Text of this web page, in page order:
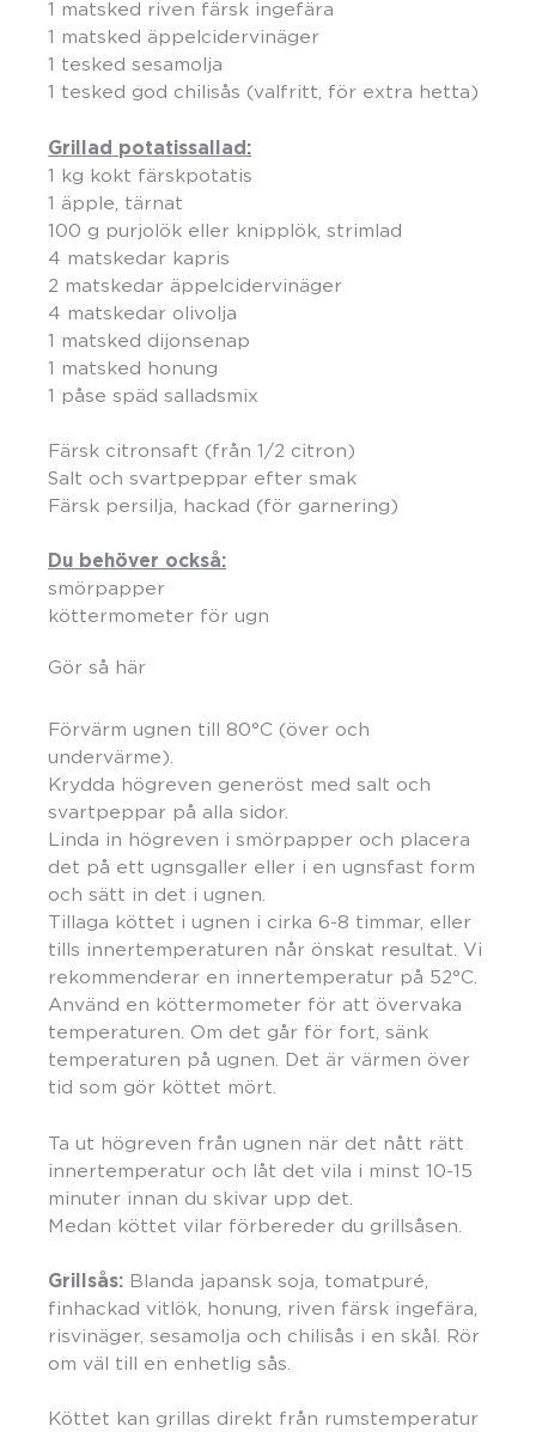
1 matsked riven färsk ingefära
1 matsked äppelcidervinäger
1 tesked sesamolja
1 tesked god chilisås (valfritt, för extra hetta)
Grillad potatissallad:
1 kg kokt färskpotatis
1 äpple, tärnat
100 g purjolök eller knipplök, strimlad
4 matskedar kapris
2 matskedar äppelcidervinäger
4 matskedar olivolja
1 matsked dijonsenap
1 matsked honung
1 påse späd salladsmix
Färsk citronsaft (från 1/2 citron)
Salt och svartpeppar efter smak
Färsk persilja, hackad (för garnering)
Du behöver också:
smörpapper
köttermometer för ugn
Gör så här
Förvärm ugnen till 80°C (över och
undervärme).
Krydda högreven generöst med salt och
svartpeppar på alla sidor.
Linda in högreven i smörpapper och placera
det på ett ugnsgaller eller i en ugnsfast form
och sätt in det i ugnen.
Tillaga köttet i ugnen i cirka 6-8 timmar, eller
tills innertemperaturen når önskat resultat. Vi
rekommenderar en innertemperatur på 52°C.
Använd en köttermometer för att övervaka
temperaturen. Om det går för fort, sänk
temperaturen på ugnen. Det är värmen över
tid som gör köttet mört.
Ta ut högreven från ugnen när det nått rätt
innertemperatur och låt det vila i minst 10-15
minuter innan du skivar upp det.
Medan köttet vilar förbereder du grillsåsen.
Grillsås: Blanda japansk soja, tomatpuré,
finhackad vitlök, honung, riven färsk ingefära,
risvinäger, sesamolja och chilisås i en skål. Rör
om väl till en enhetlig sås.
Köttet kan grillas direkt från rumstemperatur